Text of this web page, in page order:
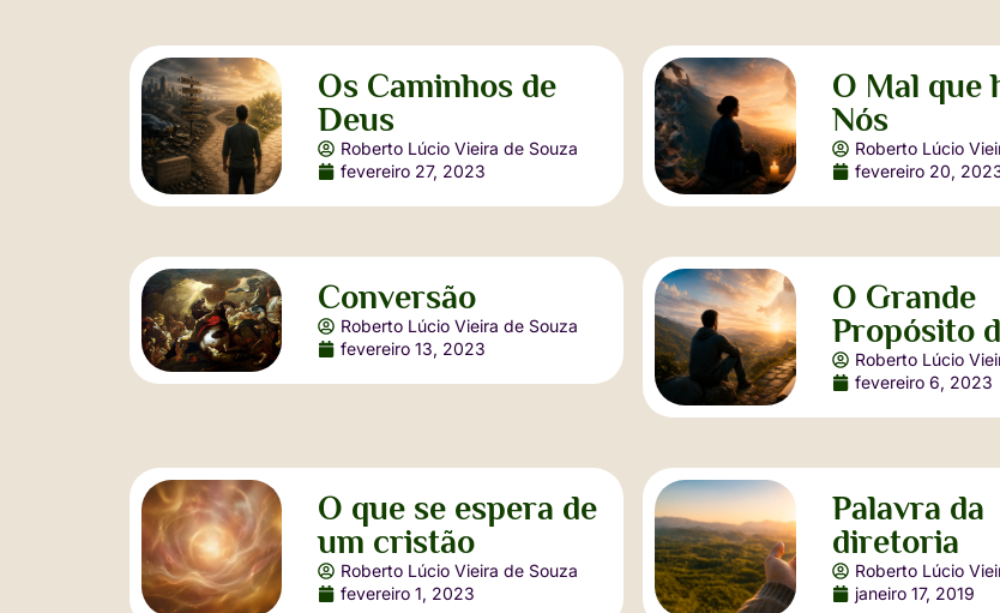
Os Caminhos de
Deus
Roberto Lúcio Vieira de Souza
fevereiro 27, 2023
O Mal que
Nós
Roberto Lúcio
fevereiro 20,
Conversão
Roberto Lúcio Vieira de Souza
fevereiro 13, 2023
O Grande
Propósito
Roberto Lúcio
fevereiro 6, 2023
O que se espera de
um cristão
Roberto Lúcio Vieira de Souza
fevereiro 1, 2023
Palavra da
diretoria
Roberto Lúcio
janeiro 17, 2019